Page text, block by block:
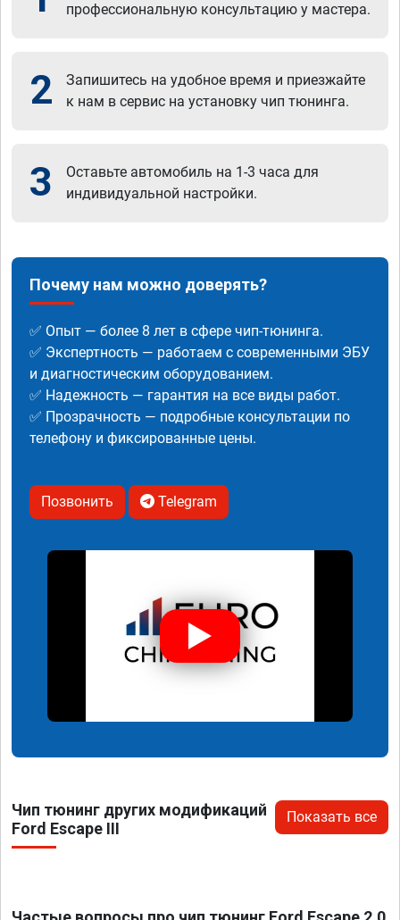
профессиональную консультацию у мастера.
2
Запишитесь на удобное время и приезжайте
к нам в сервис на установку чип тюнинга.
3
Оставьте автомобиль на 1-3 часа для
индивидуальной настройки.
Почему нам можно доверять?
✅ Опыт — более 8 лет в сфере чип-тюнинга.
✅ Экспертность — работаем с современными ЭБУ
и диагностическим оборудованием.
✅ Надежность — гарантия на все виды работ.
✅ Прозрачность — подробные консультации по
телефону и фиксированные цены.
Позвонить Telegram
Чип тюнинг других модификаций
Ford Escape III
Показать все